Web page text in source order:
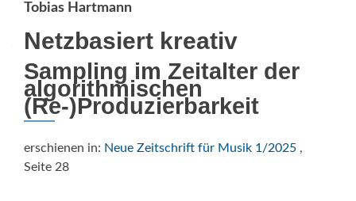
Tobias Hartmann
Netzbasiert kreativ
Sampling im Zeitalter der
algorithmischen
(Re-)Produzierbarkeit
erschienen in: Neue Zeitschrift für Musik 1/2025 ,
Seite 28